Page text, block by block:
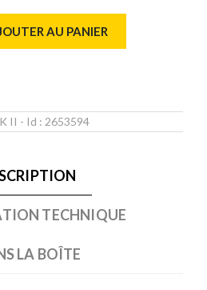
AU PANIER
II - Id : 2653594
TECHNIQUE
LA BOÎTE